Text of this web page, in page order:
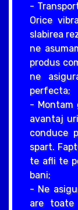
-
Orice
slabirea
ne
produs
ne
perfecta;
- Montam
avantaj
conduce
spart.
te afli te
bani;
- Ne
are toate